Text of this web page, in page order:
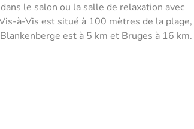
le salon ou la salle de relaxation avec
à-Vis est situé à 100 mètres de la plage,
est à 5 km et Bruges à 16 km.